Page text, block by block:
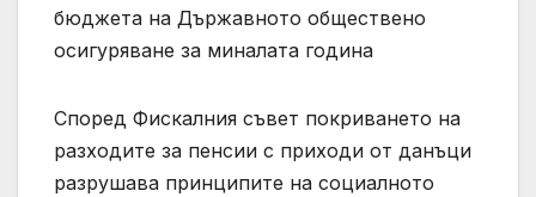
бюджета на Държавното обществено
осигуряване за миналата година
Според Фискалния съвет покриването на
разходите за пенсии с приходи от данъци
разрушава принципите на социалното